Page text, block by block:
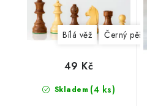
Bílá věž Černý pěšec
Skladem (4 ks)
49 Kč